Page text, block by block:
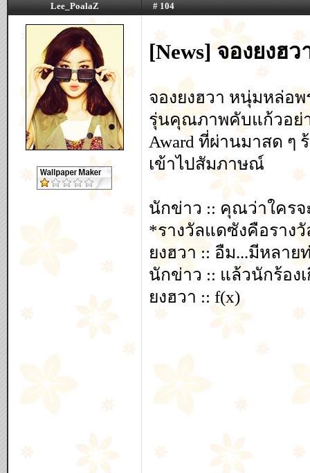
Lee_PoalaZ # 104
[News] จองยงฮ
จองยงฮวา หนุ่มหล่อ
รุ่นคุณภาพคับแก้วอย่า
Award ที่ผ่านมาสด ๆ
เข้าไปสัมภาษณ์
นักข่าว :: คุณว่าใครจ
*รางวัลแดซังคือราง
ยงฮวา :: อืม...มีหลา
นักข่าว :: แล้วนักร้อง
ยงฮวา :: f(x)